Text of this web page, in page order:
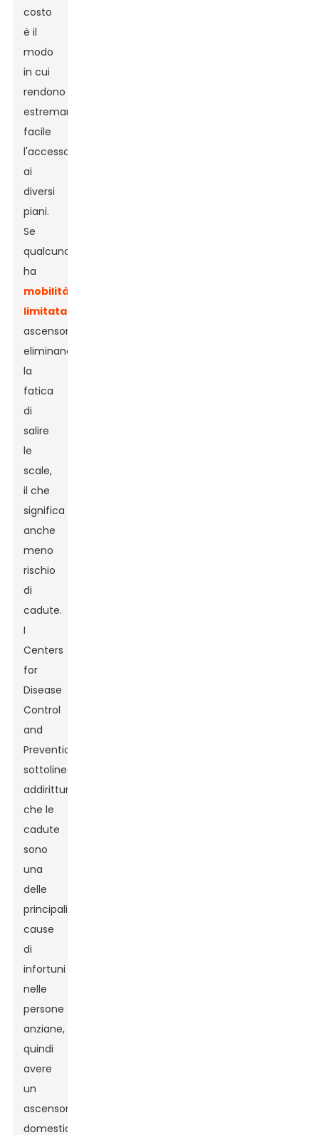
costo
è il
modo
in cui
rendono
estremamente
facile
l'accesso
ai
diversi
piani.
Se
qualcuno
ha
mobilità
limitataQuesti
ascensori
eliminano
la
fatica
di
salire
le
scale,
il che
significa
anche
meno
rischio
di
cadute.
I
Centers
for
Disease
Control
and
Prevention
sottolineano
addirittura
che le
cadute
sono
una
delle
principali
cause
di
infortuni
nelle
persone
anziane,
quindi
avere
un
ascensore
domestico